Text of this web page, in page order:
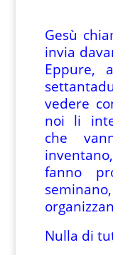
Gesù
invia
Eppure,
vedere
noi li
che
fanno
Nulla di